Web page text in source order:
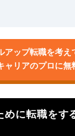
アップ転職を考え
ャリアのプロに無
めに転職をす